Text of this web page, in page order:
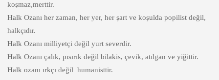
koşmaz,merttir.
Halk Ozanı her zaman, her yer, her şart ve koşulda popilist değil,
halkçıdır.
Halk Ozanı milliyetçi değil yurt severdir.
Halk Ozanı çalık, pısırık değil bilakis, çevik, atılgan ve yiğittir.
Halk ozanı ırkçı değil humanisttir.